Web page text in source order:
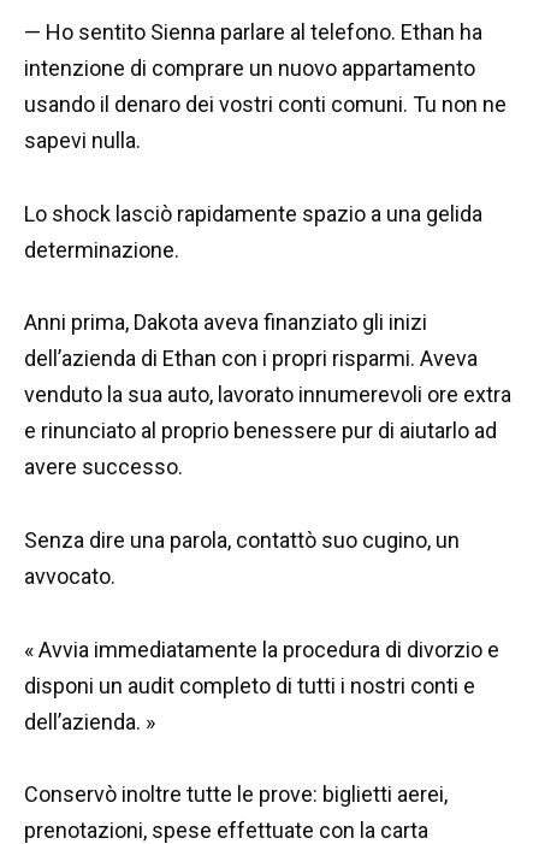
— Ho sentito Sienna parlare al telefono. Ethan ha
intenzione di comprare un nuovo appartamento
usando il denaro dei vostri conti comuni. Tu non ne
sapevi nulla.
Lo shock lasciò rapidamente spazio a una gelida
determinazione.
Anni prima, Dakota aveva finanziato gli inizi
dell’azienda di Ethan con i propri risparmi. Aveva
venduto la sua auto, lavorato innumerevoli ore extra
e rinunciato al proprio benessere pur di aiutarlo ad
avere successo.
Senza dire una parola, contattò suo cugino, un
avvocato.
« Avvia immediatamente la procedura di divorzio e
disponi un audit completo di tutti i nostri conti e
dell’azienda. »
Conservò inoltre tutte le prove: biglietti aerei,
prenotazioni, spese effettuate con la carta